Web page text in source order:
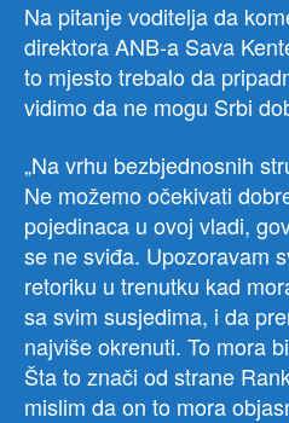
Na pitanje voditelja da
direktora ANB-a Sava
to mjesto trebalo da
vidimo da ne mogu Srbi
„Na vrhu bezbjednosnih
Ne možemo očekivati
pojedinaca u ovoj vladi,
se ne sviđa. Upozoravam
retoriku u trenutku kad
sa svim susjedima, i da
najviše okrenuti. To mora
Šta to znači od strane
mislim da on to mora